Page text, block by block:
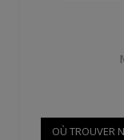
OÙ TROUVER